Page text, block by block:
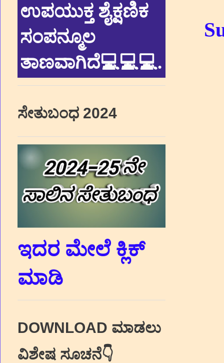
ಉಪಯುಕ್ತ ಶೈಕ್ಷಣಿಕ
ಸಂಪನ್ಮೂಲ
ತಾಣವಾಗಿದೆ💻💻💻.
ಸೇತುಬಂಧ 2024
ಇದರ ಮೇಲೆ ಕ್ಲಿಕ್‌
ಮಾಡಿ
DOWNLOAD ಮಾಡಲು
ವಿಶೇಷ ಸೂಚನೆ👇